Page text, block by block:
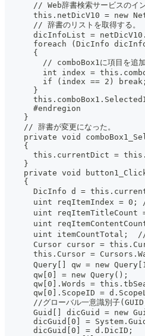
// Web辞書検索サービスのイン
this.netDicV10 = new
      // 辞書のリストを取得する。
dicInfoList =
foreach (DicInfo
      {
        // comboBox1に項目を追加
int index =
        if (index == 2) break;
      }
      #endregion
    }
    // 辞書が変更になった。
private void
    {
this.currentDict =
    }
private void
    {
DicInfo d =
uint reqItemIndex = 0; //
uint reqItemTitleCount =
uint reqItemContentCount
uint itemCountTotal;  //
Cursor cursor =
this.Cursor =
Query[] qw = new
      qw[0] = new Query();
qw[0].Words =
qw[0].ScopeID =
//グローバル一意識別子
Guid[] dicGuid = new
dicGuid[0] =
      dicGuid[0] = d.DicID;